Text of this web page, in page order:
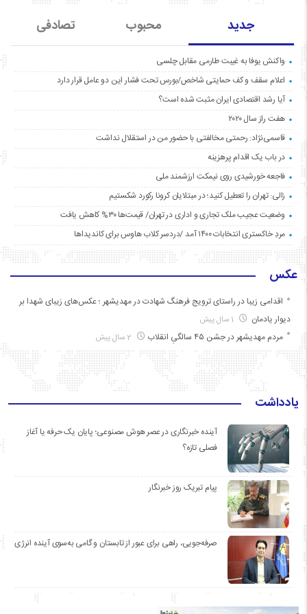
جدید محبوب تصادفی
واکنش یوفا به غیبت طارمی مقابل چلسی
اعلام سقف و کف حمایتی شاخص/بورس تحت فشار این دو عامل قرار دارد
آیا رشد اقتصادی ایران مثبت شده است؟
هفت راز سال ۲۰۲۰
قاسمی‌نژاد: رحمتی مخالفتی با حضور من در استقلال نداشت
در باب یک اقدام پرهزینه
فاجعه خورشیدی روی نیمکت ارزشمند ملی
زالی: تهران را تعطیل کنید؛ در مبتلایان کرونا رکورد شکستیم
وضعیت عجیب ملک تجاری و اداری در تهران/ قیمت‌ها ۳۰% کاهش یافت
مردِ خاکستری انتخابات ۱۴۰۰ آمد /دردسر کلاب هاوس برای کاندیداها
عکس
اقدامی زیبا در راستای ترویج فرهنگ شهادت در مهدیشهر ؛ عکس‌های زیبای شهدا بر
دیوار یادمان
مردم مهدیشهر در جشن ۴۵ سالگیِ انقلاب
یادداشت
آینده خبرنگاری در عصر هوش مصنوعی؛ پایان یک حرفه یا آغاز
فصلی تازه؟
پیام تبریک روز خبرنگار
صرفه‌جویی، راهی برای عبور از تابستان و گامی به‌سوی آینده انرژی